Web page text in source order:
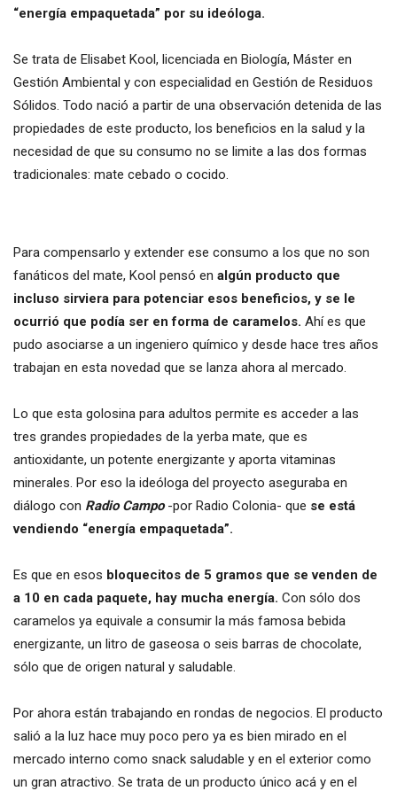
“energía empaquetada” por su ideóloga.
Se trata de Elisabet Kool, licenciada en Biología, Máster en
Gestión Ambiental y con especialidad en Gestión de Residuos
Sólidos. Todo nació a partir de una observación detenida de las
propiedades de este producto, los beneficios en la salud y la
necesidad de que su consumo no se limite a las dos formas
tradicionales: mate cebado o cocido.
Para compensarlo y extender ese consumo a los que no son
fanáticos del mate, Kool pensó en algún producto que
incluso sirviera para potenciar esos beneficios, y se le
ocurrió que podía ser en forma de caramelos. Ahí es que
pudo asociarse a un ingeniero químico y desde hace tres años
trabajan en esta novedad que se lanza ahora al mercado.
Lo que esta golosina para adultos permite es acceder a las
tres grandes propiedades de la yerba mate, que es
antioxidante, un potente energizante y aporta vitaminas
minerales. Por eso la ideóloga del proyecto aseguraba en
diálogo con Radio Campo-por Radio Colonia- que se está
vendiendo “energía empaquetada”.
Es que en esos bloquecitos de 5 gramos que se venden de
a 10 en cada paquete, hay mucha energía. Con sólo dos
caramelos ya equivale a consumir la más famosa bebida
energizante, un litro de gaseosa o seis barras de chocolate,
sólo que de origen natural y saludable.
Por ahora están trabajando en rondas de negocios. El producto
salió a la luz hace muy poco pero ya es bien mirado en el
mercado interno como snack saludable y en el exterior como
un gran atractivo. Se trata de un producto único acá y en el